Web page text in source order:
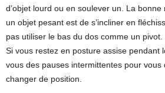
d’objet lourd ou en soulever un. La
un objet pesant est de s’incliner en
pas utiliser le bas du dos comme un pivot.
Si vous restez en posture assise pendant
vous des pauses intermittentes pour
changer de position.